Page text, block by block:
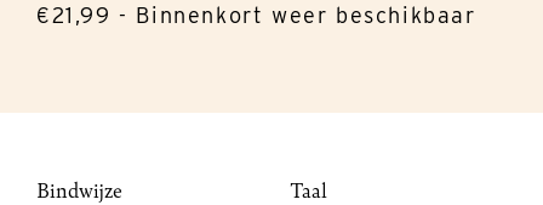
€21,99 - Binnenkort weer beschikbaar
Bindwijze Taal